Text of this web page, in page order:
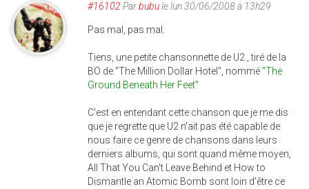
#16102 Parbubule lun 30/06/2008 à 13h29
Pas mal, pas mal.
Tiens, une petite chansonnette de U2 , tiré de la
BO de "The Million Dollar Hotel", nommé "The
Ground Beneath Her Feet"
C'est en entendant cette chanson que je me dis
que je regrette que U2 n'ait pas été capable de
nous faire ce genre de chansons dans leurs
derniers albums, qui sont quand même moyen,
All That You Can't Leave Behind et How to
Dismantle an Atomic Bomb sont loin d'être ce